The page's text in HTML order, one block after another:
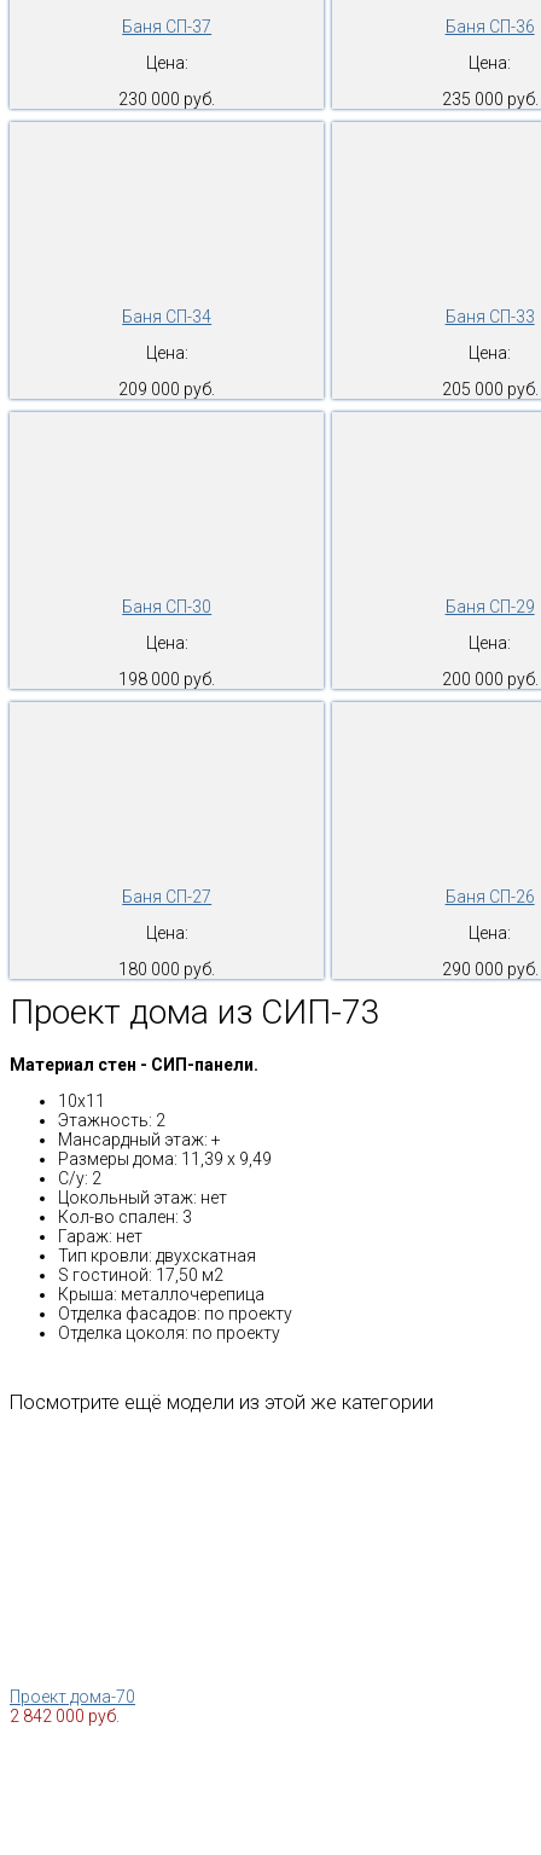
Баня СП-37
Цена:
230 000 руб.
Баня СП-36
Цена:
235 000 руб.
Баня СП-34
Цена:
209 000 руб.
Баня СП-33
Цена:
205 000 руб.
Баня СП-30
Цена:
198 000 руб.
Баня СП-29
Цена:
200 000 руб.
Баня СП-27
Цена:
180 000 руб.
Баня СП-26
Цена:
290 000 руб.
Проект дома из СИП-73
Материал стен - СИП-панели.
10х11
Этажность: 2
Мансардный этаж: +
Размеры дома: 11,39 х 9,49
С/у: 2
Цокольный этаж: нет
Кол-во спален: 3
Гараж: нет
Тип кровли: двухскатная
S гостиной: 17,50 м2
Крыша: металлочерепица
Отделка фасадов: по проекту
Отделка цоколя: по проекту
Посмотрите ещё модели из этой же категории
Проект дома-70
2 842 000 руб.